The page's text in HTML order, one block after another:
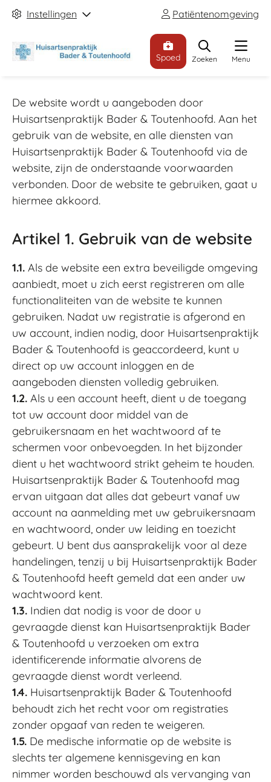
Instellingen Patiëntenomgeving
Menu
Spoed Zoeken
De website wordt u aangeboden door
Huisartsenpraktijk Bader & Toutenhoofd. Aan het
gebruik van de website, en alle diensten van
Huisartsenpraktijk Bader & Toutenhoofd via de
website, zijn de onderstaande voorwaarden
verbonden. Door de website te gebruiken, gaat u
hiermee akkoord.
Artikel 1. Gebruik van de website
1.1. Als de website een extra beveiligde omgeving
aanbiedt, moet u zich eerst registreren om alle
functionaliteiten van de website te kunnen
gebruiken. Nadat uw registratie is afgerond en
uw account, indien nodig, door Huisartsenpraktijk
Bader & Toutenhoofd is geaccordeerd, kunt u
direct op uw account inloggen en de
aangeboden diensten volledig gebruiken.
1.2. Als u een account heeft, dient u de toegang
tot uw account door middel van de
gebruikersnaam en het wachtwoord af te
schermen voor onbevoegden. In het bijzonder
dient u het wachtwoord strikt geheim te houden.
Huisartsenpraktijk Bader & Toutenhoofd mag
ervan uitgaan dat alles dat gebeurt vanaf uw
account na aanmelding met uw gebruikersnaam
en wachtwoord, onder uw leiding en toezicht
gebeurt. U bent dus aansprakelijk voor al deze
handelingen, tenzij u bij Huisartsenpraktijk Bader
& Toutenhoofd heeft gemeld dat een ander uw
wachtwoord kent.
1.3. Indien dat nodig is voor de door u
gevraagde dienst kan Huisartsenpraktijk Bader
& Toutenhoofd u verzoeken om extra
identificerende informatie alvorens de
gevraagde dienst wordt verleend.
1.4. Huisartsenpraktijk Bader & Toutenhoofd
behoudt zich het recht voor om registraties
zonder opgaaf van reden te weigeren.
1.5. De medische informatie op de website is
slechts ter algemene kennisgeving en kan
nimmer worden beschouwd als vervanging van